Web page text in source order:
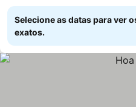
Selecione as datas para ver
exatos.